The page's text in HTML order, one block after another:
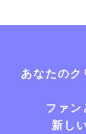
あなたの
ファ
新し